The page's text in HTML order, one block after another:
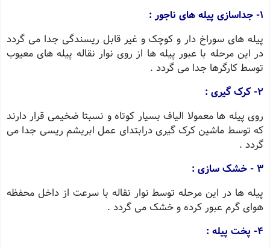
1- جداسازی پیله های ناجور :
پیله های سوراخ دار و کوچک و غیر قابل ریسندگی جدا می گردد
در این مرحله با عبور پیله ها از روی نوار نقاله پیله های معیوب
توسط کارگرها جدا می گردد .
2- کرک گیری :
روی پیله ها معمولا الیاف بسیار کوتاه و نسبتا ضخیمی قرار دارند
که توسط ماشین کرک گیری درابتدای عمل ابریشم ریسی جدا می
گردد .
3 - خشک سازی :
پیله ها در این مرحله توسط نوار نقاله با سرعت از داخل محفظه
هوای گرم عبور کرده و خشک می گردد .
4- پخت پیله :